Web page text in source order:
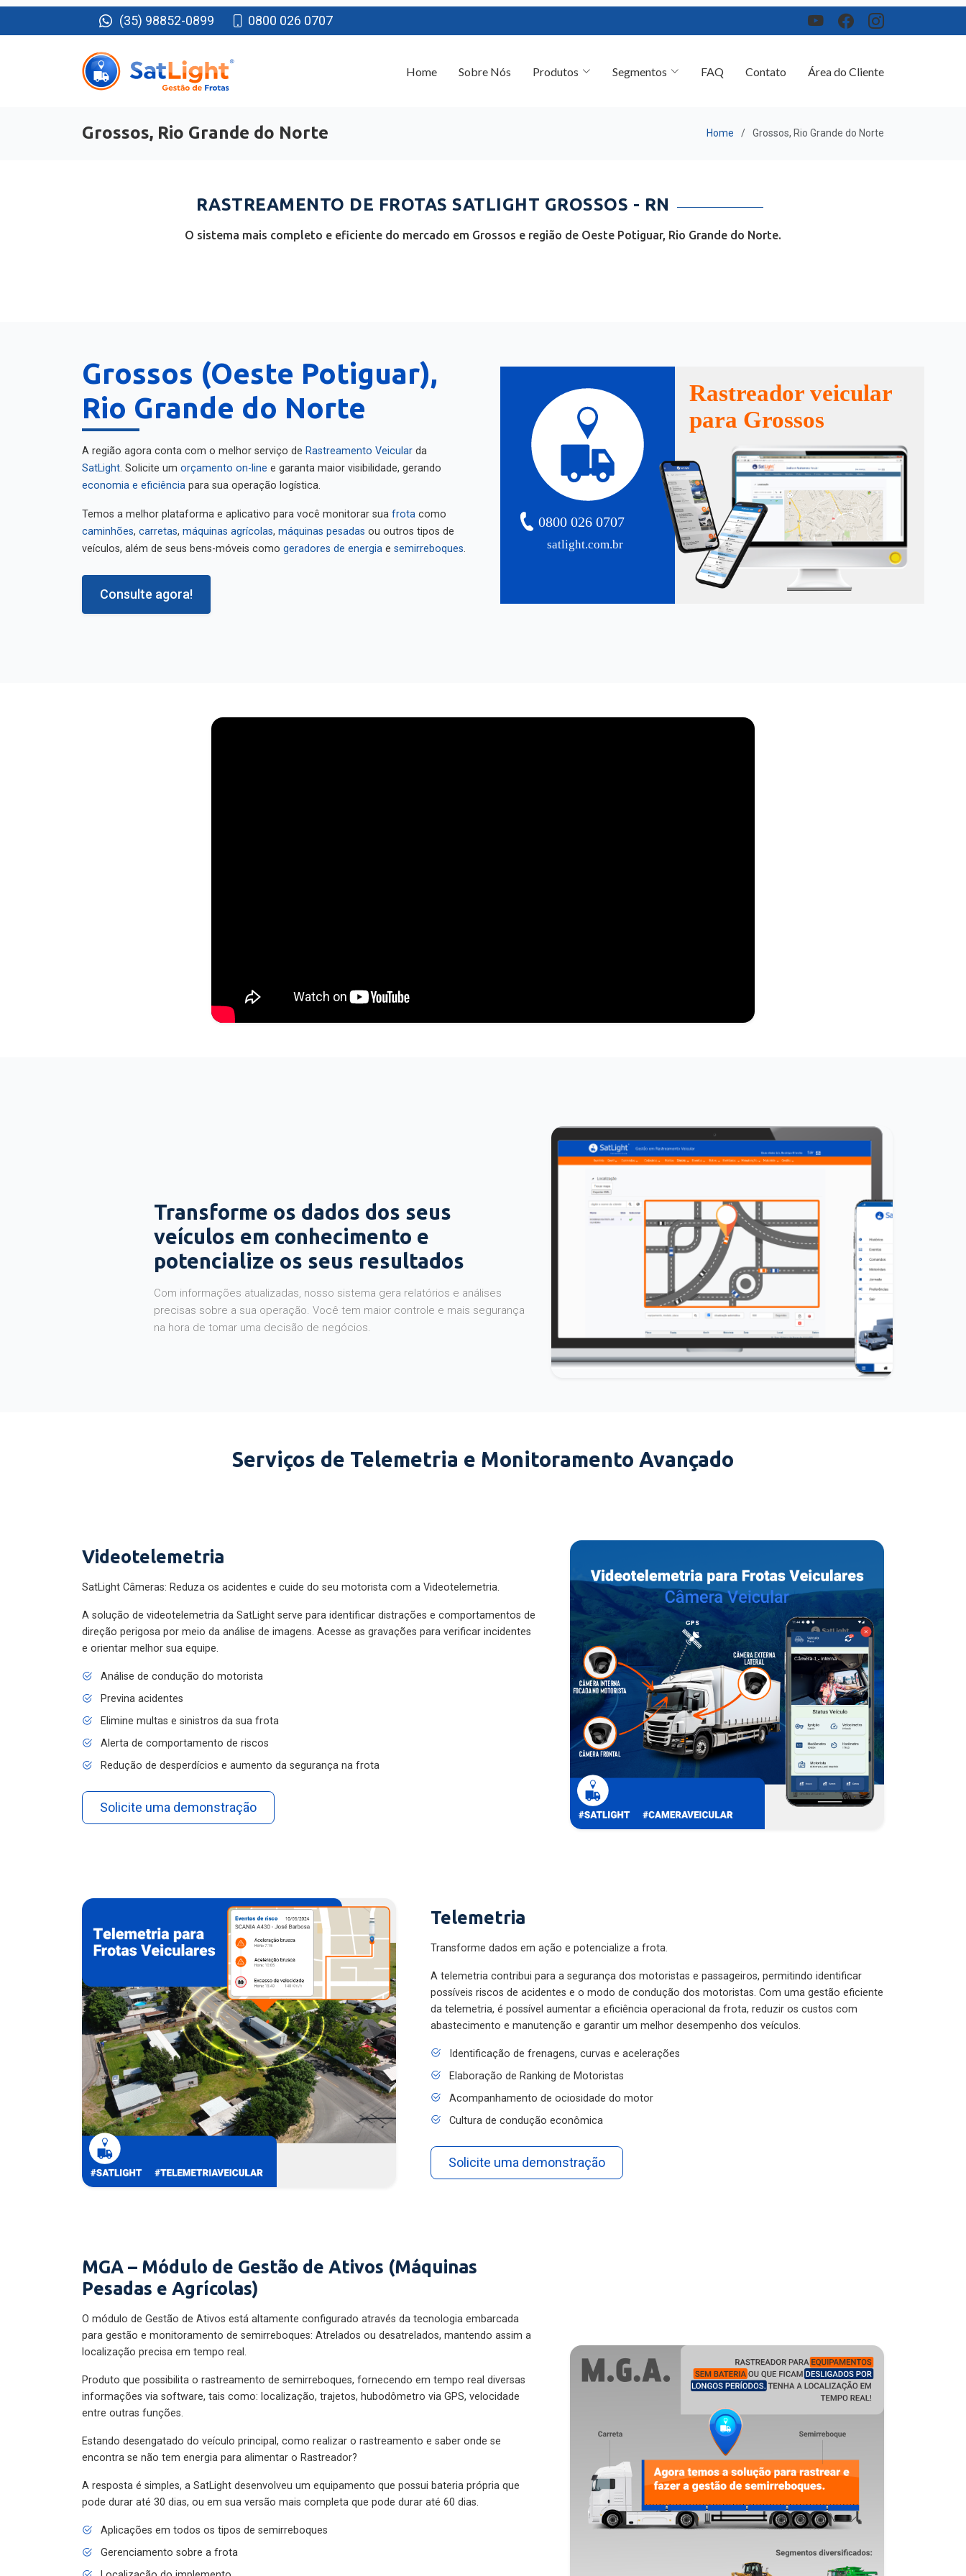
(35) 98852-0899 0800 026 0707
Área do Cliente
Grossos, Rio Grande do Norte Home Grossos, Rio Grande do Norte
RASTREAMENTO DE FROTAS SATLIGHT GROSSOS - RN
O sistema mais completo e eficiente do mercado em Grossos e região de Oeste Potiguar, Rio Grande do Norte.
Grossos (Oeste Potiguar),
Rio Grande do Norte
A região agora conta com o melhor serviço de Rastreamento Veicular da
SatLight . Solicite um orçamento on-line e garanta maior visibilidade, gerando
economia e eficiência para sua operação logística.
Temos a melhor plataforma e aplicativo para você monitorar sua frota como
caminhões carretas máquinas agrícolas máquinas pesadas ou outros tipos de
veículos, além de seus bens-móveis como geradores de energia e semirreboques
Consulte agora!
satlight.com.br
0800 026 0707
Rastreador veicular
para Grossos
Transforme os dados dos seus
veículos em conhecimento e
potencialize os seus resultados
Com informações atualizadas, nosso sistema gera relatórios e análises
precisas sobre a sua operação. Você tem maior controle e mais segurança
na hora de tomar uma decisão de negócios.
Serviços de Telemetria e Monitoramento Avançado
Videotelemetria
SatLight Câmeras: Reduza os acidentes e cuide do seu motorista com a Videotelemetria.
A solução de videotelemetria da SatLight serve para identificar distrações e comportamentos de
direção perigosa por meio da análise de imagens. Acesse as gravações para verificar incidentes
e orientar melhor sua equipe.
Análise de condução do motorista
Previna acidentes
Elimine multas e sinistros da sua frota
Alerta de comportamento de riscos
Redução de desperdícios e aumento da segurança na frota
Solicite uma demonstração
Telemetria
Transforme dados em ação e potencialize a frota.
A telemetria contribui para a segurança dos motoristas e passageiros, permitindo identificar
possíveis riscos de acidentes e o modo de condução dos motoristas. Com uma gestão eficiente
da telemetria, é possível aumentar a eficiência operacional da frota, reduzir os custos com
abastecimento e manutenção e garantir um melhor desempenho dos veículos.
Identificação de frenagens, curvas e acelerações
Elaboração de Ranking de Motoristas
Acompanhamento de ociosidade do motor
Cultura de condução econômica
Solicite uma demonstração
MGA – Módulo de Gestão de Ativos (Máquinas
Pesadas e Agrícolas)
O módulo de Gestão de Ativos está altamente configurado através da tecnologia embarcada
para gestão e monitoramento de semirreboques: Atrelados ou desatrelados, mantendo assim a
localização precisa em tempo real.
Produto que possibilita o rastreamento de semirreboques, fornecendo em tempo real diversas
informações via software, tais como: localização, trajetos, hubodômetro via GPS, velocidade
entre outras funções.
Estando desengatado do veículo principal, como realizar o rastreamento e saber onde se
encontra se não tem energia para alimentar o Rastreador?
A resposta é simples, a SatLight desenvolveu um equipamento que possui bateria própria que
pode durar até 30 dias, ou em sua versão mais completa que pode durar até 60 dias.
Aplicações em todos os tipos de semirreboques
Gerenciamento sobre a frota
Localização do implemento